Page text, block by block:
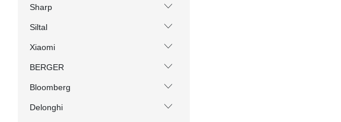
Sharp
Siltal
Xiaomi
BERGER
Bloomberg
Delonghi